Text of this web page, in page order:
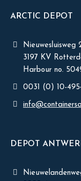
ARCTIC DEPOT
Nieuwesluisweg
3197 KV
Harbour no.
0031 (0) 10-
DEPOT